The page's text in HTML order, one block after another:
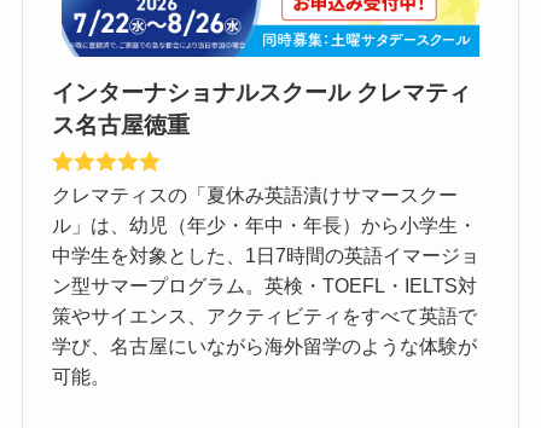
インターナショナルスクール クレマティ
ス名古屋徳重
クレマティスの「夏休み英語漬けサマースクー
ル」は、幼児（年少・年中・年長）から小学生・
中学生を対象とした、1日7時間の英語イマージョ
ン型サマープログラム。英検・TOEFL・IELTS対
策やサイエンス、アクティビティをすべて英語で
学び、名古屋にいながら海外留学のような体験が
可能。